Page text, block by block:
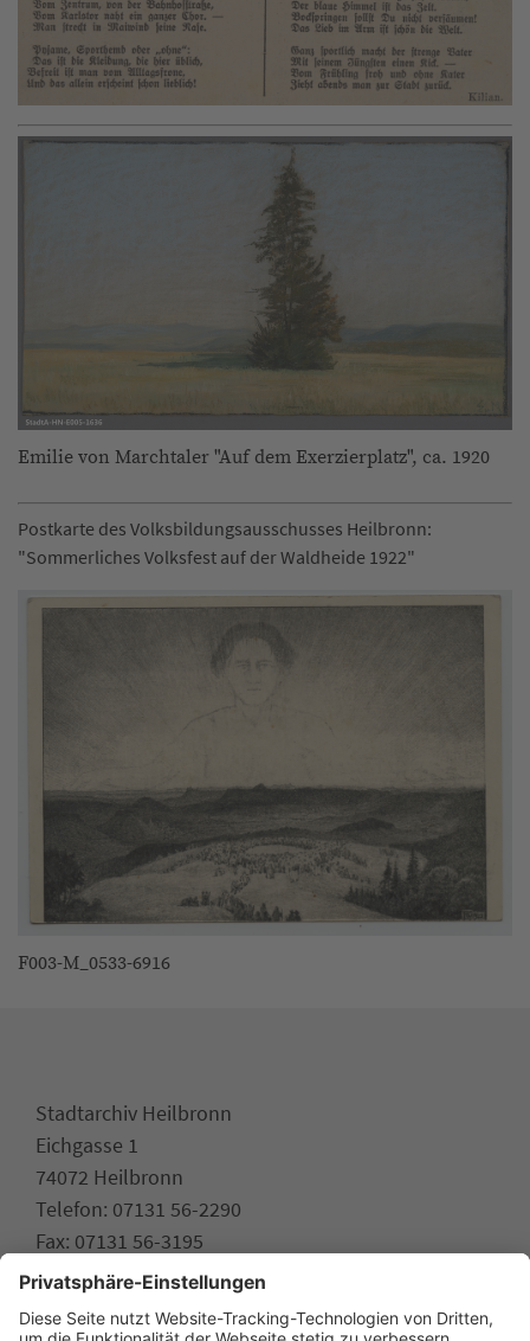
Emilie von Marchtaler "Auf dem Exerzierplatz", ca. 1920
Postkarte des Volksbildungsausschusses Heilbronn:
"Sommerliches Volksfest auf der Waldheide 1922"
F003-M_0533-6916
Stadtarchiv Heilbronn
Eichgasse 1
74072 Heilbronn
Telefon: 07131 56-2290
Fax: 07131 56-3195